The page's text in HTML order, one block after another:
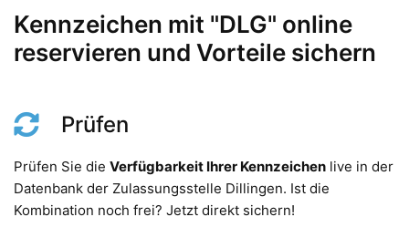
Kennzeichen mit "DLG" online
reservieren und Vorteile sichern
Prüfen
Prüfen Sie die Verfügbarkeit Ihrer Kennzeichen live in der
Datenbank der Zulassungsstelle Dillingen. Ist die
Kombination noch frei? Jetzt direkt sichern!